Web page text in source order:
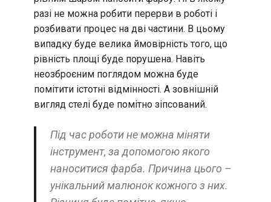
разі не можна робити перерви в роботі і
розбивати процес на дві частини. В цьому
випадку буде велика ймовірність того, що
рівність площі буде порушена. Навіть
неозброєним поглядом можна буде
помітити істотні відмінності. А зовнішній
вигляд стелі буде помітно зіпсований.
Під час роботи не можна міняти
інструмент, за допомогою якого
наноситися фарба. Причина цього –
унікальний малюнок кожного з них.